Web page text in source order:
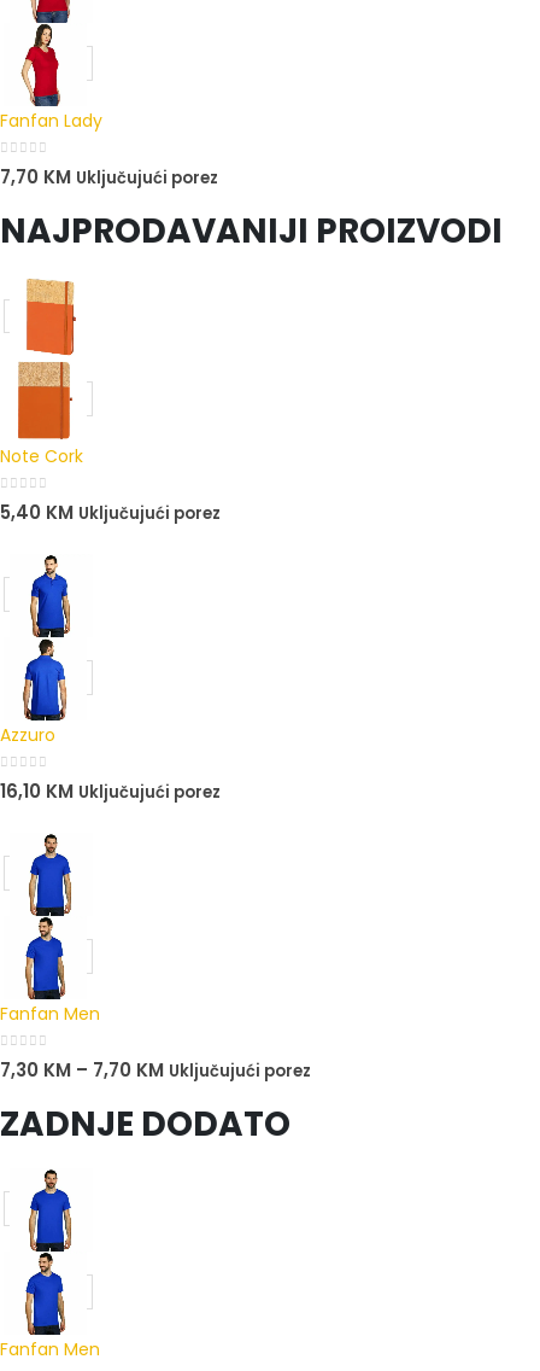
Fanfan Lady
0out of 5
7,70 KM Uključujući porez
NAJPRODAVANIJI PROIZVODI
Note Cork
0out of 5
5,40 KM Uključujući porez
Azzuro
0out of 5
16,10 KM Uključujući porez
Fanfan Men
0out of 5
7,30 KM – 7,70 KM Uključujući porez
ZADNJE DODATO
Fanfan Men